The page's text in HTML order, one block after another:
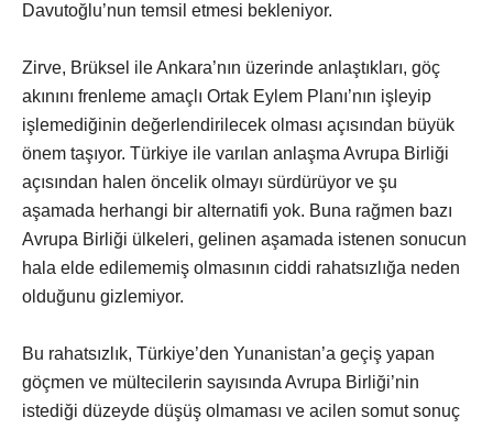
Davutoğlu’nun temsil etmesi bekleniyor.
Zirve, Brüksel ile Ankara’nın üzerinde anlaştıkları, göç
akınını frenleme amaçlı Ortak Eylem Planı’nın işleyip
işlemediğinin değerlendirilecek olması açısından büyük
önem taşıyor. Türkiye ile varılan anlaşma Avrupa Birliği
açısından halen öncelik olmayı sürdürüyor ve şu
aşamada herhangi bir alternatifi yok. Buna rağmen bazı
Avrupa Birliği ülkeleri, gelinen aşamada istenen sonucun
hala elde edilememiş olmasının ciddi rahatsızlığa neden
olduğunu gizlemiyor.
Bu rahatsızlık, Türkiye’den Yunanistan’a geçiş yapan
göçmen ve mültecilerin sayısında Avrupa Birliği’nin
istediği düzeyde düşüş olmaması ve acilen somut sonuç